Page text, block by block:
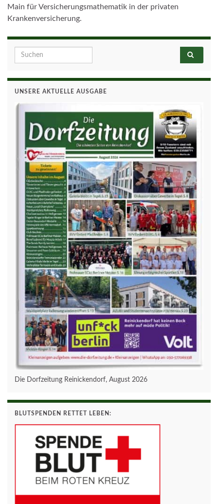
Main für Versicherungsmathematik in der privaten
Krankenversicherung.
Search for:
UNSERE AKTUELLE AUSGABE
Die Dorfzeitung Reinickendorf, August 2026
BLUTSPENDEN RETTET LEBEN: